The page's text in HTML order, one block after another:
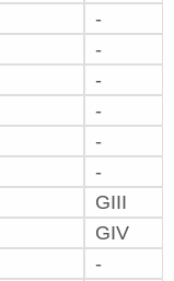
-
-
-
-
-
-
GIII
GIV
-